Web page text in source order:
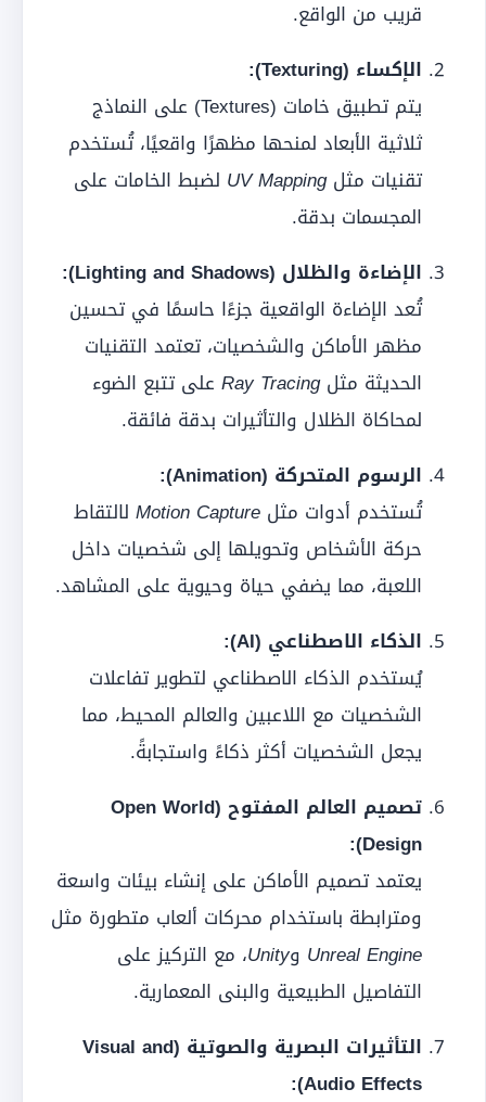
قريب من الواقع.
الإكساء (Texturing):
يتم تطبيق خامات (Textures) على النماذج
ثلاثية الأبعاد لمنحها مظهرًا واقعيًا، تُستخدم
تقنيات مثلUV Mapping لضبط الخامات على
المجسمات بدقة.
الإضاءة والظلال (Lighting and Shadows):
تُعد الإضاءة الواقعية جزءًا حاسمًا في تحسين
مظهر الأماكن والشخصيات، تعتمد التقنيات
الحديثة مثلRay Tracing على تتبع الضوء
لمحاكاة الظلال والتأثيرات بدقة فائقة.
الرسوم المتحركة (Animation):
تُستخدم أدوات مثل Motion Capture لالتقاط
حركة الأشخاص وتحويلها إلى شخصيات داخل
اللعبة، مما يضفي حياة وحيوية على المشاهد.
الذكاء الاصطناعي (AI):
يُستخدم الذكاء الاصطناعي لتطوير تفاعلات
الشخصيات مع اللاعبين والعالم المحيط، مما
يجعل الشخصيات أكثر ذكاءً واستجابةً.
تصميم العالم المفتوح (Open World
Design):
يعتمد تصميم الأماكن على إنشاء بيئات واسعة
ومترابطة باستخدام محركات ألعاب متطورة مثل
Unreal Engine وUnity، مع التركيز على
التفاصيل الطبيعية والبنى المعمارية.
التأثيرات البصرية والصوتية (Visual and
Audio Effects):